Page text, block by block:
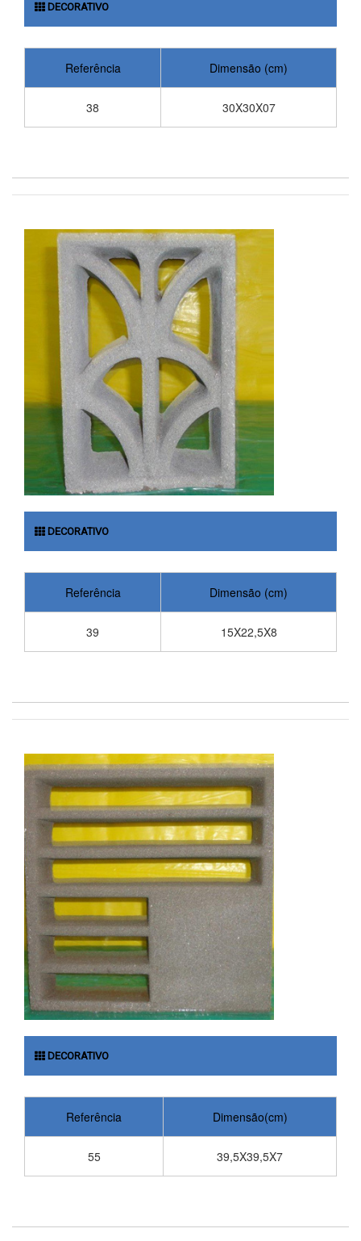
DECORATIVO
Referência Dimensão (cm)
38 30X30X07
DECORATIVO
Referência Dimensão (cm)
39 15X22,5X8
DECORATIVO
Referência Dimensão(cm)
55 39,5X39,5X7